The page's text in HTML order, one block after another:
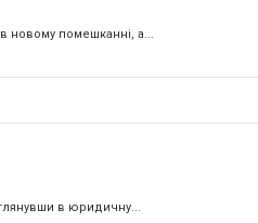
помешканні, а...
в юридичну...